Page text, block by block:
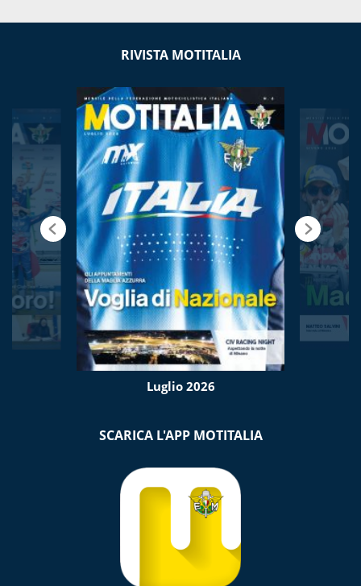
RIVISTA MOTITALIA
Luglio 2026
SCARICA L'APP MOTITALIA